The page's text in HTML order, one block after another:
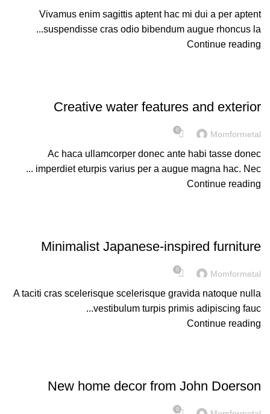
Vivamus enim sagittis aptent hac mi dui a per aptent
suspendisse cras odio bibendum augue rhoncus la...
Continue reading
Creative water features and exterior
Momformetal
0
Ac haca ullamcorper donec ante habi tasse donec
imperdiet eturpis varius per a augue magna hac. Nec ...
Continue reading
Minimalist Japanese-inspired furniture
Momformetal
0
A taciti cras scelerisque scelerisque gravida natoque nulla
vestibulum turpis primis adipiscing fauc...
Continue reading
New home decor from John Doerson
0